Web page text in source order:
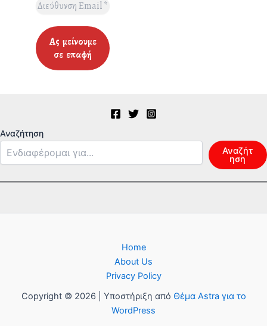
Αναζήτηση
Αναζήτ
ηση
Home
About Us
Privacy Policy
Copyright © 2026 | Υποστήριξη από Θέμα Astra για το
WordPress